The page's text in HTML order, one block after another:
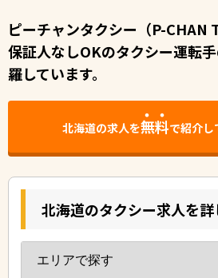
ピーチャンタクシー（P-CHAN
保証⼈なしOKのタクシー運転
羅しています。
北海道の求人を無料で紹介し
北海道のタクシー求人を